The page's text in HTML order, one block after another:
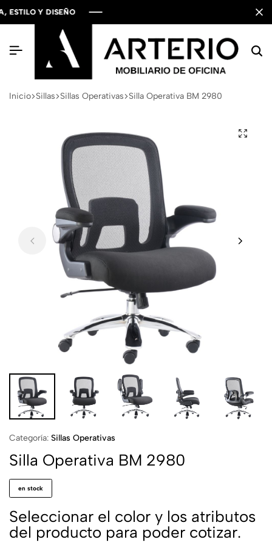
Y DISEÑO
Y DISEÑO
Y DISEÑO
Inicio Sillas Sillas Operativas Silla Operativa BM 2980
Categoría: Sillas Operativas
Silla Operativa BM 2980
en stock
Seleccionar el color y los atributos
del producto para poder cotizar.